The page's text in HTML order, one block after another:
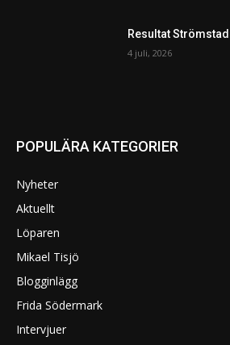
Resultat
4 juli, 2026
POPULÄRA KATEGORIER
Nyheter
Aktuellt
Löparen
Mikael Tisjö
Blogginlägg
Frida Södermark
Intervjuer